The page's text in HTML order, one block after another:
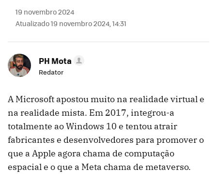
19 novembro 2024
Atualizado 19 novembro 2024, 14:31
PH Mota
Redator
A Microsoft apostou muito na realidade virtual e
na realidade mista. Em 2017, integrou-a
totalmente ao Windows 10 e tentou atrair
fabricantes e desenvolvedores para promover o
que a Apple agora chama de computação
espacial e o que a Meta chama de metaverso.